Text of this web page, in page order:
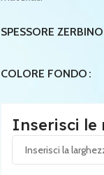
SPESSORE ZERBINO
COLORE FONDO
Inserisci le